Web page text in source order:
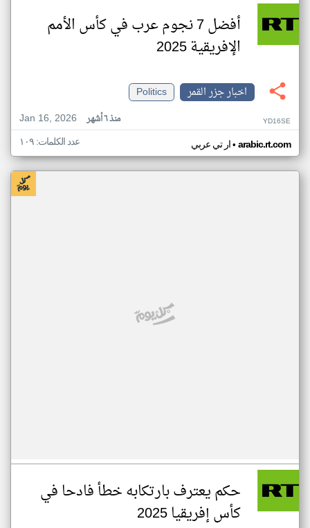
أفضل 7 نجوم عرب في كأس الأمم
الإفريقية 2025
اخبار جزر القمر
Politics
Jan 16, 2026
منذ ٦ أشهر YD16SE
ار تي عربي• arabic.rt.com عدد الكلمات: ١٠٩
حكم يعترف بارتكابه خطأ فادحا في
كأس إفريقيا 2025